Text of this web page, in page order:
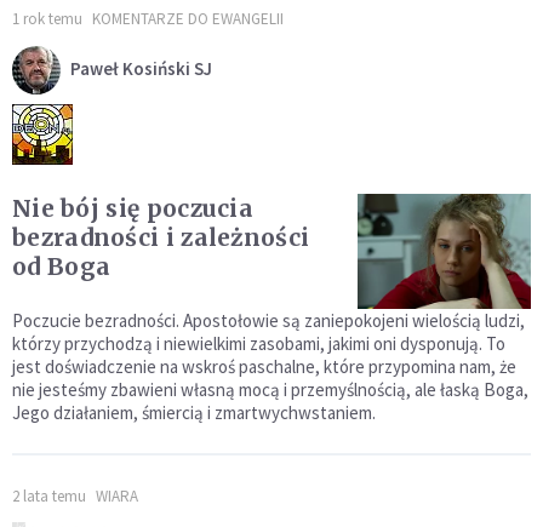
1 rok temu KOMENTARZE DO EWANGELII
Paweł Kosiński SJ
Nie bój się poczucia
bezradności i zależności
od Boga
Poczucie bezradności. Apostołowie są zaniepokojeni wielością ludzi,
którzy przychodzą i niewielkimi zasobami, jakimi oni dysponują. To
jest doświadczenie na wskroś paschalne, które przypomina nam, że
nie jesteśmy zbawieni własną mocą i przemyślnością, ale łaską Boga,
Jego działaniem, śmiercią i zmartwychwstaniem.
2 lata temu WIARA